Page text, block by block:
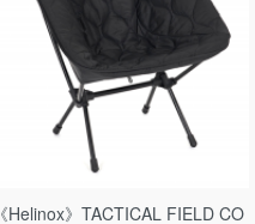
《Helinox》TACTICAL FIELD CO